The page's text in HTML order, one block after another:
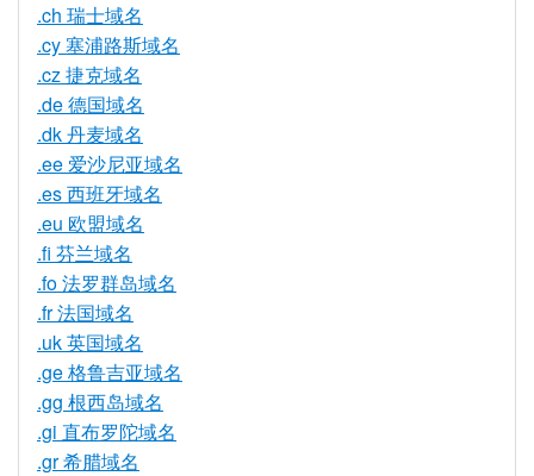
.ch 瑞士域名
.cy 塞浦路斯域名
.cz 捷克域名
.de 德国域名
.dk 丹麦域名
.ee 爱沙尼亚域名
.es 西班牙域名
.eu 欧盟域名
.fi 芬兰域名
.fo 法罗群岛域名
.fr 法国域名
.uk 英国域名
.ge 格鲁吉亚域名
.gg 根西岛域名
.gi 直布罗陀域名
.gr 希腊域名